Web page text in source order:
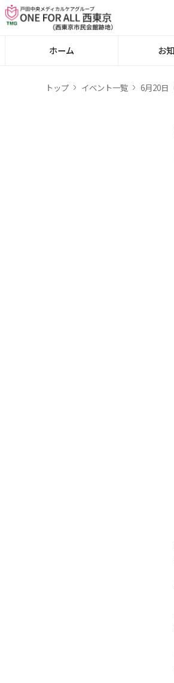
ホーム お
トップ イベント一覧 6月20日